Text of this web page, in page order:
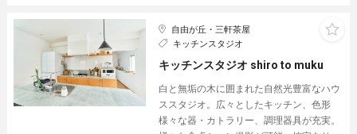
自由が丘・三軒茶屋
キッチンスタジオ
キッチンスタジオ shiro to muku
白と無垢の木に囲まれた自然光豊富なハウ
ススタジオ。広々としたキッチン、色形
様々な器・カトラリー、調理器具が充実。